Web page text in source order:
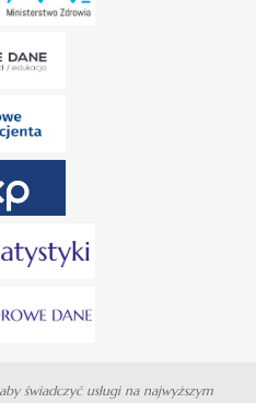
świadczyć usługi na najwyższym